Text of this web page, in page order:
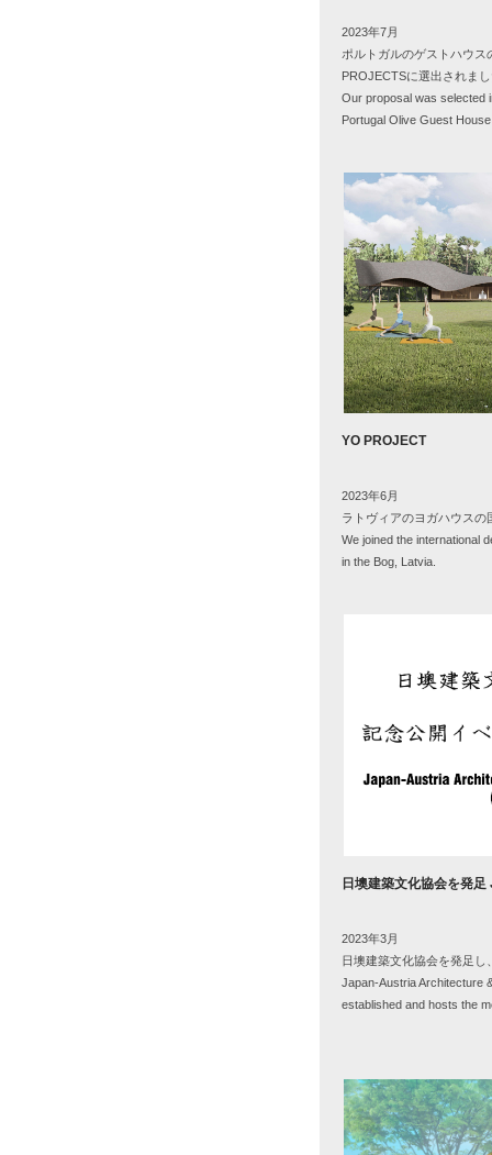
2023年7月
ポルトガルのゲストハウス
PROJECTSに選出されま
Our proposal was selected
Portugal Olive Guest
YO PROJECT
2023年6月
ラトヴィアのヨガハウス
We joined the international
in the Bog, Latvia.
日墺建築文化協会を発
2023年3月
日墺建築文化協会を発足
Japan-Austria Architecture
established and hosts the